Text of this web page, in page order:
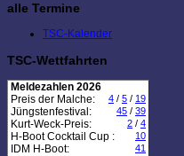
alle Termine
TSC-Kalender
TSC-Wettfahrten
Meldezahlen 2026
Preis der Malche:
4 / 5 / 19
Jüngstenfestival: 45 / 39
Kurt-Weck-Preis: 2 / 4
H-Boot Cocktail Cup : 10
IDM H-Boot:
41